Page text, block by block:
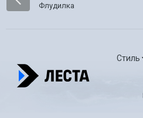
Флудилка
Стиль